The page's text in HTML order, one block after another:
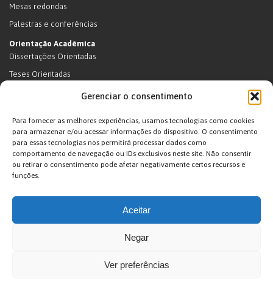
Gerenciar o consentimento
Para fornecer as melhores experiências, usamos tecnologias como cookies
para armazenar e/ou acessar informações do dispositivo. O consentimento
para essas tecnologias nos permitirá processar dados como
comportamento de navegação ou IDs exclusivos neste site. Não consentir
ou retirar o consentimento pode afetar negativamente certos recursos e
funções.
Aceitar
Negar
Ver preferências
Mesas redondas
Palestras e conferências
Orientação Acadêmica
Dissertações Orientadas
Teses Orientadas
Livros (dissertações e teses)
Supervisão de pós-doutorado
Supervisão de pós-doutorado (em andamento)
Orientações de outra natureza
Exposições
Terras Indígenas
Projetos